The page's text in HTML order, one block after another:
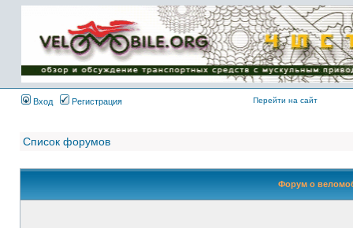
Имя пользователя:
Пароль:
{ LOG_ME_IN_SHORT
}
Вход
Регистрация Перейти на сайт
Список форумов
Форум о